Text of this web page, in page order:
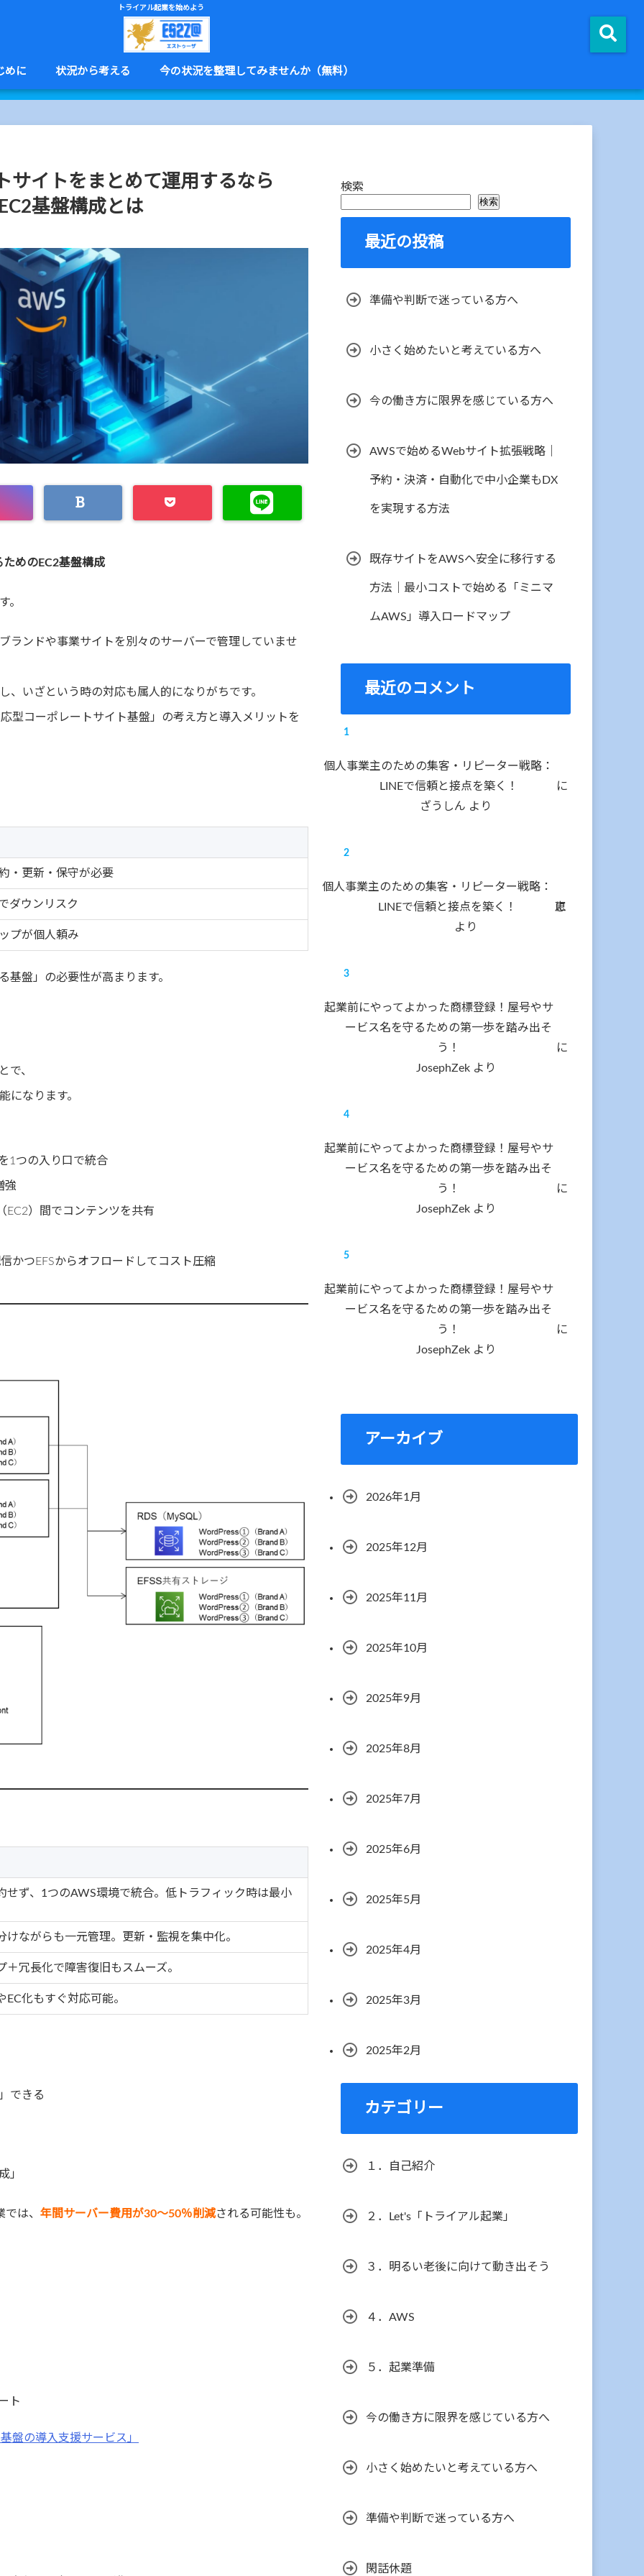
トライアル起業を始めよう
めに 状況から考える 今の状況を整理してみませんか（無料）
サイトをまとめて運用するなら
基盤構成とは
めのEC2基盤構成
。
ランドや事業サイトを別々のサーバーで管理していませ
いざという時の対応も属人的になりがちです。
型コーポレートサイト基盤」の考え方と導入メリットを
・更新・保守が必要
ダウンリスク
プが個人頼み
盤」の必要性が高まります。
で、
になります。
1つの入り口で統合
強
EC2）間でコンテンツを共有
かつEFSからオフロードしてコスト圧縮
せず、1つのAWS環境で統合。低トラフィック時は最小
けながらも一元管理。更新・監視を集中化。
＋冗長化で障害復旧もスムーズ。
EC化もすぐ対応可能。
できる
」
は、 年間サーバー費用が30〜50％削減される可能性も。
ト
盤の導入支援サービス」
検索
検索
最近の投稿
準備や判断で迷っている方へ
小さく始めたいと考えている方へ
今の働き方に限界を感じている方へ
AWSで始めるWebサイト拡張戦略｜
予約・決済・自動化で中小企業もDX
を実現する方法
既存サイトをAWSへ安全に移行する
方法｜最小コストで始める「ミニマ
ムAWS」導入ロードマップ
最近のコメント
個人事業主のための集客・リピーター戦略：
LINEで信頼と接点を築く！
に
ざうしん より
個人事業主のための集客・リピーター戦略：
LINEで信頼と接点を築く！
に
恵
より
起業前にやってよかった商標登録！屋号やサ
ービス名を守るための第一歩を踏み出そ
う！
に
JosephZekより
起業前にやってよかった商標登録！屋号やサ
ービス名を守るための第一歩を踏み出そ
う！
に
JosephZekより
起業前にやってよかった商標登録！屋号やサ
ービス名を守るための第一歩を踏み出そ
う！
に
JosephZekより
アーカイブ
2026年1月
2025年12月
2025年11月
2025年10月
2025年9月
2025年8月
2025年7月
2025年6月
2025年5月
2025年4月
2025年3月
2025年2月
カテゴリー
１．自己紹介
２．Let's「トライアル起業」
３．明るい老後に向けて動き出そう
４．AWS
５．起業準備
今の働き方に限界を感じている方へ
小さく始めたいと考えている方へ
準備や判断で迷っている方へ
閑話休題